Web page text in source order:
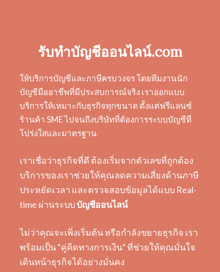
รับทำบัญชีออนไลน์.com
ให้บริการบัญชีและภาษีครบวงจร โดยทีมงานนัก
บัญชีมืออาชีพที่มีประสบการณ์จริง เราออกแบบ
บริการให้เหมาะกับธุรกิจทุกขนาด ตั้งแต่ฟรีแลนซ์
ร้านค้า SME ไปจนถึงบริษัทที่ต้องการระบบบัญชีที่
โปร่งใสและมาตรฐาน
เราเชื่อว่าธุรกิจที่ดี ต้องเริ่มจากตัวเลขที่ถูกต้อง
บริการของเราช่วยให้คุณลดความเสี่ยงด้านภาษี
ประหยัดเวลา และตรวจสอบข้อมูลได้แบบ Real-
time ผ่านระบบบัญชีออนไลน์
ไม่ว่าคุณจะเพิ่งเริ่มต้น หรือกำลังขยายธุรกิจ เรา
พร้อมเป็น “คู่คิดทางการเงิน” ที่ช่วยให้คุณมั่นใจ
เดินหน้าธุรกิจได้อย่างมั่นคง